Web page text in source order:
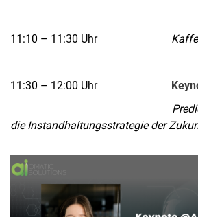
11:10 – 11:30 Uhr
11:30 – 12:00 Uhr
die Instandhaltungsstrategie der